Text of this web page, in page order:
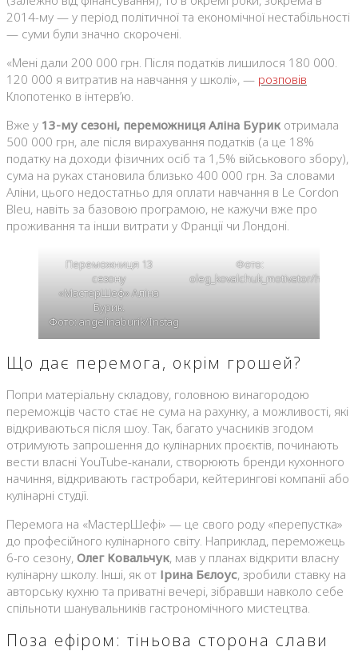
2014-му — у період політичної та економічної нестабільності
— суми були значно скорочені.
«Мені дали 200 000 грн. Після податків лишилося 180 000.
120 000 я витратив на навчання у школі», — розповів
Клопотенко в інтерв’ю.
Вже у 13-му сезоні, переможниця Аліна Бурик отримала
500 000 грн, але після вирахування податків (а це 18%
податку на доходи фізичних осіб та 1,5% військового збору),
сума на руках становила близько 400 000 грн. За словами
Аліни, цього недостатньо для оплати навчання в Le Cordon
Bleu, навіть за базовою програмою, не кажучи вже про
проживання та інши витрати у Франції чи Лондоні.
Переможниця 13
сезону
«МастерШеф» Аліна
Бурик.
Фото: angelinaburik/Instagram
Фото:
oleg_kovalchuk_motivator/https://
Що дає перемога, окрім грошей?
Попри матеріальну складову, головною винагородою
переможців часто стає не сума на рахунку, а можливості, які
відкриваються після шоу. Так, багато учасників згодом
отримують запрошення до кулінарних проєктів, починають
вести власні YouTube-канали, створюють бренди кухонного
начиння, відкривають гастробари, кейтерингові компанії або
кулінарні студії.
Перемога на «МастерШефі» — це свого роду «перепустка»
до професійного кулінарного світу. Наприклад, переможець
6-го сезону, Олег Ковальчук, мав у планах відкрити власну
кулінарну школу. Інші, як от Ірина Бєлоус, зробили ставку на
авторську кухню та приватні вечері, зібравши навколо себе
спільноти шанувальників гастрономічного мистецтва.
Поза ефіром: тіньова сторона слави